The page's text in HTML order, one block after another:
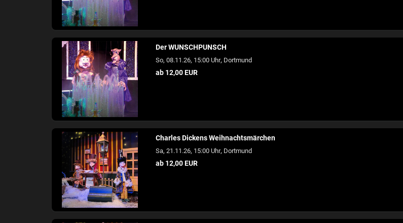
Der WUNSCHPUNSCH
So, 08.11.26, 15:00 Uhr, Dortmund
ab 12,00 EUR
Charles Dickens Weihnachtsmärchen
Sa, 21.11.26, 15:00 Uhr, Dortmund
ab 12,00 EUR